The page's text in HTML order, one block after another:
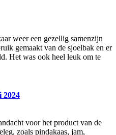
weer een gezellig samenzijn
gemaakt van de sjoelbak en er
Het was ook heel leuk om te
2024
voor het product van de
zoals pindakaas, jam,